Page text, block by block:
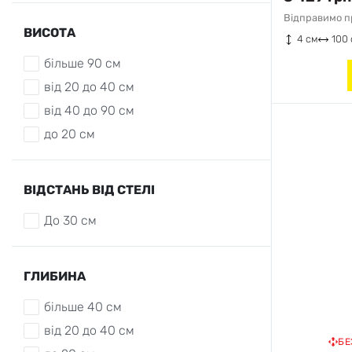
ВИСОТА
більше 90 см
від 20 до 40 см
від 40 до 90 см
до 20 см
ВІДСТАНЬ ВІД СТЕЛІ
До 30 см
ГЛИБИНА
більше 40 см
від 20 до 40 см
Відправимо
4 см
100